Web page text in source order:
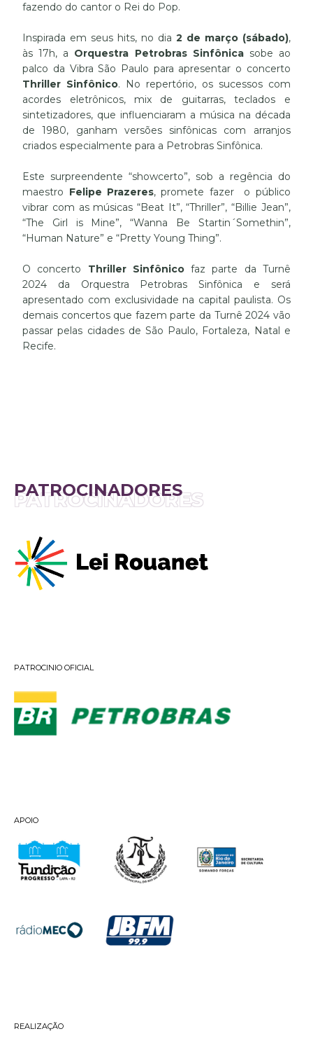
fazendo do cantor o Rei do Pop.
Inspirada em seus hits, no dia 2 de março (sábado),
às 17h, a Orquestra Petrobras Sinfônicasobe ao
palco da Vibra São Paulo para apresentar o concerto
Thriller Sinfônico. No repertório, os sucessos com
acordes eletrônicos, mix de guitarras, teclados e
sintetizadores, que influenciaram a música na década
de 1980, ganham versões sinfônicas com arranjos
criados especialmente para a Petrobras Sinfônica.
Este surpreendente “showcerto”, sob a regência do
maestro Felipe Prazeres, promete fazer o público
vibrar com as músicas “Beat It”, “Thriller”, “Billie Jean”,
“The Girl is Mine”, “Wanna Be Startin´Somethin”,
“Human Nature” e “Pretty Young Thing”.
O concerto Thriller Sinfônicofaz parte da Turnê
2024 da Orquestra Petrobras Sinfônica e será
apresentado com exclusividade na capital paulista. Os
demais concertos que fazem parte da Turnê 2024 vão
passar pelas cidades de São Paulo, Fortaleza, Natal e
Recife.
PATROCINADORES
PATROCINADORES
PATROCINIO OFICIAL
APOIO
REALIZAÇÃO